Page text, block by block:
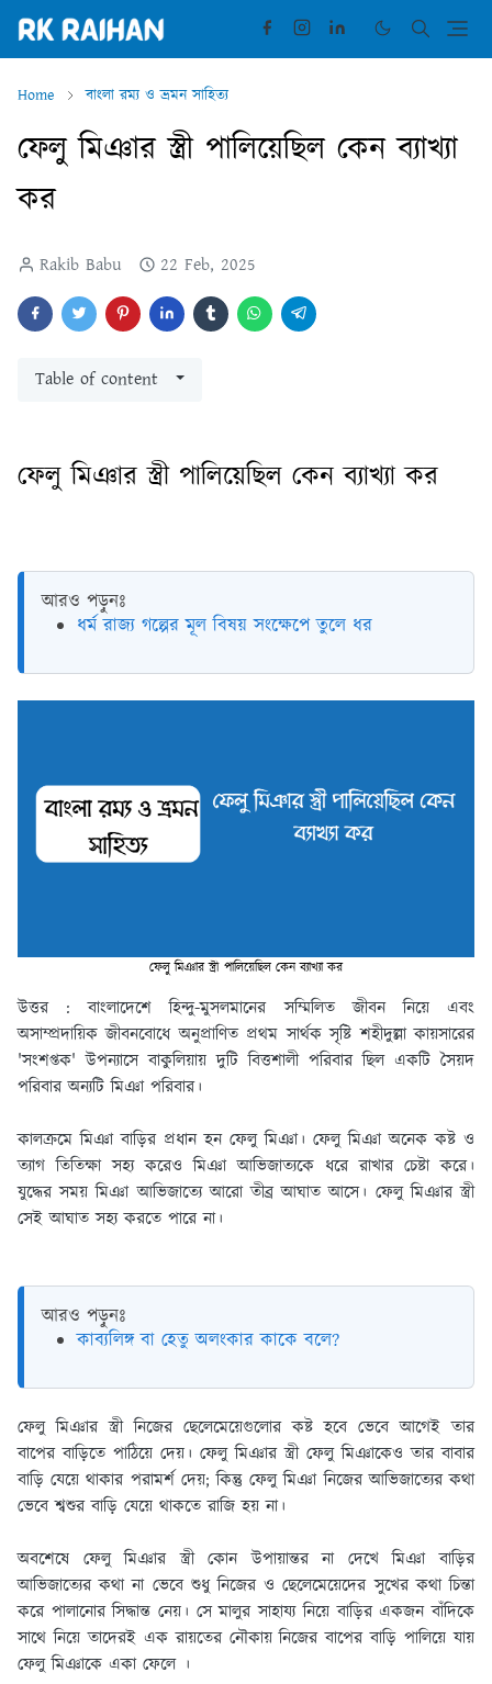
Home বাংলা রম্য ও ভ্রমন সাহিত্য
ফেলু মিঞার স্ত্রী পালিয়েছিল কেন ব্যাখ্যা
কর
Rakib Babu 22 Feb, 2025
Table of content
ফেলু মিঞার স্ত্রী পালিয়েছিল কেন ব্যাখ্যা কর
আরও পড়ুনঃ
ধর্ম রাজ্য গল্পের মূল বিষয় সংক্ষেপে তুলে ধর
ফেলু মিঞার স্ত্রী পালিয়েছিল কেন ব্যাখ্যা কর
উত্তর : বাংলাদেশে হিন্দু-মুসলমানের সম্মিলিত জীবন নিয়ে এবং
অসাম্প্রদায়িক জীবনবোধে অনুপ্রাণিত প্রথম সার্থক সৃষ্টি শহীদুল্লা কায়সারের
'সংশপ্তক' উপন্যাসে বাকুলিয়ায় দুটি বিত্তশালী পরিবার ছিল একটি সৈয়দ
পরিবার অন্যটি মিঞা পরিবার।
কালক্রমে মিঞা বাড়ির প্রধান হন ফেলু মিঞা। ফেলু মিঞা অনেক কষ্ট ও
ত্যাগ তিতিক্ষা সহ্য করেও মিঞা আভিজাত্যকে ধরে রাখার চেষ্টা করে।
যুদ্ধের সময় মিঞা আভিজাত্যে আরো তীব্র আঘাত আসে। ফেলু মিঞার স্ত্রী
সেই আঘাত সহ্য করতে পারে না।
আরও পড়ুনঃ
কাব্যলিঙ্গ বা হেতু অলংকার কাকে বলে?
ফেলু মিঞার স্ত্রী নিজের ছেলেমেয়েগুলোর কষ্ট হবে ভেবে আগেই তার
বাপের বাড়িতে পাঠিয়ে দেয়। ফেলু মিঞার স্ত্রী ফেলু মিঞাকেও তার বাবার
বাড়ি যেয়ে থাকার পরামর্শ দেয়; কিন্তু ফেলু মিঞা নিজের আভিজাত্যের কথা
ভেবে শ্বশুর বাড়ি যেয়ে থাকতে রাজি হয় না।
অবশেষে ফেলু মিঞার স্ত্রী কোন উপায়ান্তর না দেখে মিঞা বাড়ির
আভিজাত্যের কথা না ভেবে শুধু নিজের ও ছেলেমেয়েদের সুখের কথা চিন্তা
করে পালানোর সিদ্ধান্ত নেয়। সে মালুর সাহায্য নিয়ে বাড়ির একজন বাঁদিকে
সাথে নিয়ে তাদেরই এক রায়তের নৌকায় নিজের বাপের বাড়ি পালিয়ে যায়
ফেলু মিঞাকে একা ফেলে ।